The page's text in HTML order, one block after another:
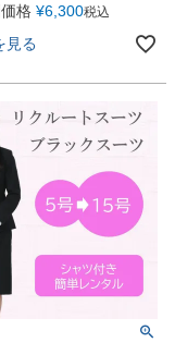
格 ¥6,300税込
見る